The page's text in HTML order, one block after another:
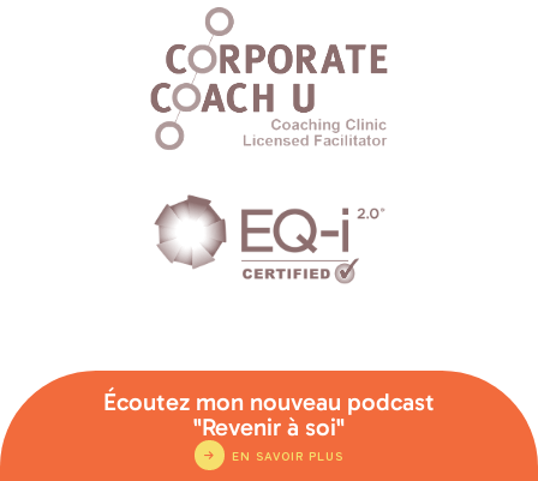
Écoutez mon nouveau podcast
"Revenir à soi"
EN SAVOIR PLUS